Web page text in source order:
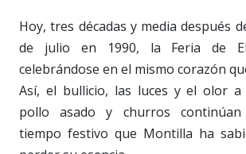
Hoy, tres décadas y media después
de julio en 1990, la Feria de
celebrándose en el mismo corazón
Así, el bullicio, las luces y el olor a
pollo asado y churros
tiempo festivo que Montilla ha